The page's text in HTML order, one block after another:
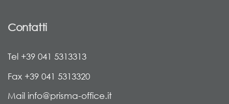
Contatti
Tel +39 041 5313313
Fax +39 041 5313320
Mail info@prisma-office.it